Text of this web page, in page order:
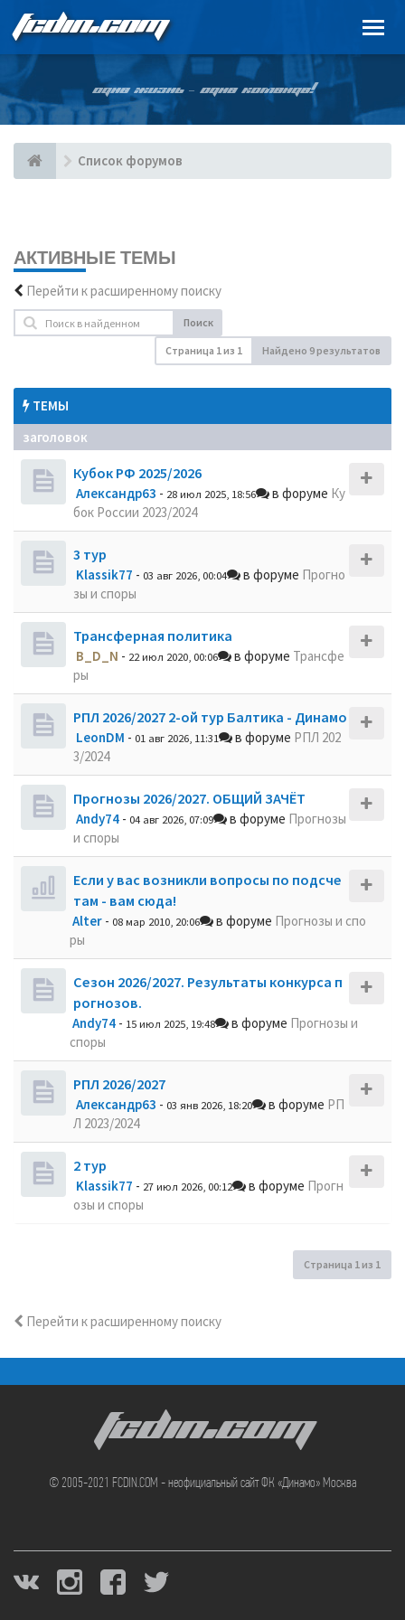
FCDIN.COM
ОДНА ЖИЗНЬ – ОДНА КОМАНДА!
Список форумов
АКТИВНЫЕ ТЕМЫ
Перейти к расширенному поиску
Поиск
Страница 1из 1 Найдено 9 результатов
ТЕМЫ
заголовок
Кубок РФ 2025/2026
Александр63 - 28 июл 2025, 18:56 в форуме Ку
бок России 2023/2024
3 тур
Klassik77 - 03 авг 2026, 00:04 в форуме Прогно
зы и споры
Трансферная политика
B_D_N - 22 июл 2020, 00:06 в форуме Трансфе
ры
РПЛ 2026/2027 2-ой тур Балтика - Динамо
LeonDM - 01 авг 2026, 11:31 в форуме РПЛ 202
3/2024
Прогнозы 2026/2027. ОБЩИЙ ЗАЧЁТ
Andy74 - 04 авг 2026, 07:09 в форуме Прогнозы
и споры
Если у вас возникли вопросы по подсче
там - вам сюда!
Alter - 08 мар 2010, 20:06 в форуме Прогнозы и спо
ры
Сезон 2026/2027. Результаты конкурса п
рогнозов.
Andy74 - 15 июл 2025, 19:48 в форуме Прогнозы и
споры
РПЛ 2026/2027
Александр63 - 03 янв 2026, 18:20 в форуме РП
Л 2023/2024
2 тур
Klassik77 - 27 июл 2026, 00:12 в форуме Прогн
озы и споры
Страница 1из 1
Перейти к расширенному поиску
FCDIN.COM
© 2005-2021 FCDIN.COM - неофициальный сайт ФК «Динамо» Москва